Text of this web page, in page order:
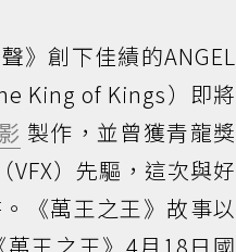
》創下佳績的ANGEL
King of Kings）即將
製作，並曾獲青龍獎
）先驅，這次與好
《萬王之王》故事以